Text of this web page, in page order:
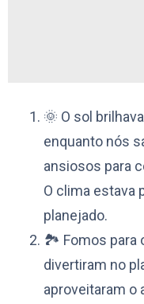
🌞 O sol
enquanto nós
ansiosos para
O clima estava
planejado.
🏞️ Fomos para
divertiram no
aproveitaram o